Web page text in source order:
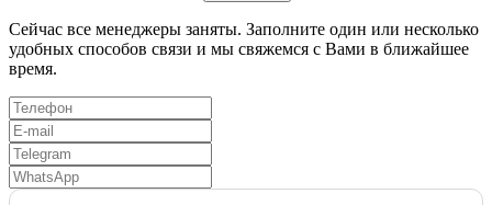
Сейчас все менеджеры заняты. Заполните один или несколько
удобных способов связи и мы свяжемся с Вами в ближайшее
время.